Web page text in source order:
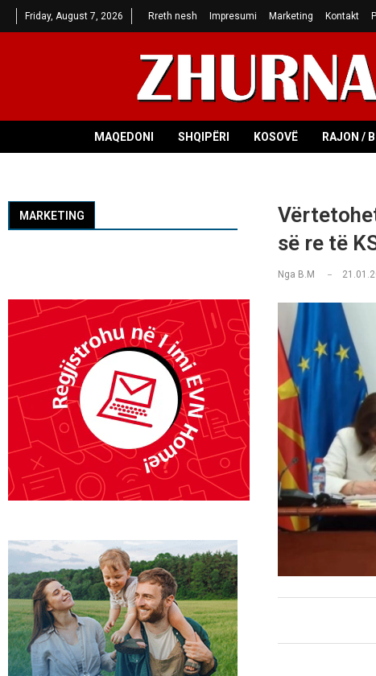
Friday, August 7, 2026 Rreth nesh Impresumi Marketing Kontakt
MAQEDONI SHQIPËRI KOSOVË RAJON /
së re të
Nga B.M
MARKETING